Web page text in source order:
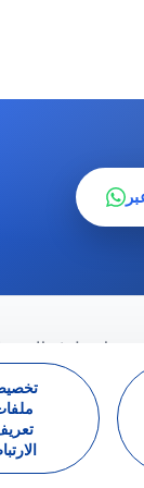
اشترك في النشرة
وسائل التواصل